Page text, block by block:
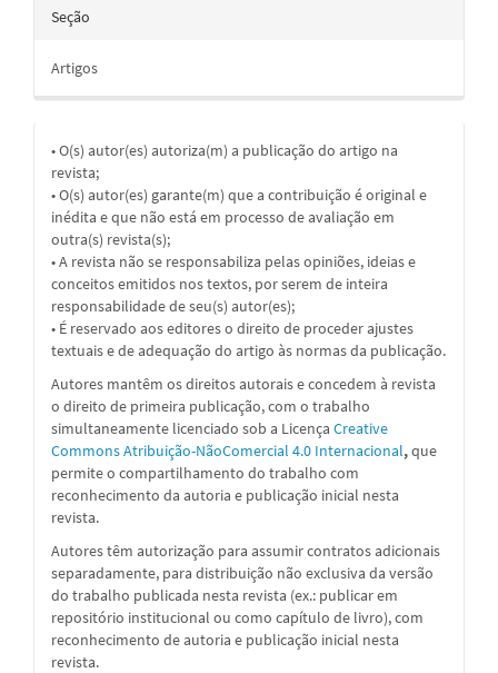
Seção
Artigos
• O(s) autor(es) autoriza(m) a publicação do artigo na
revista;
• O(s) autor(es) garante(m) que a contribuição é original e
inédita e que não está em processo de avaliação em
outra(s) revista(s);
• A revista não se responsabiliza pelas opiniões, ideias e
conceitos emitidos nos textos, por serem de inteira
responsabilidade de seu(s) autor(es);
• É reservado aos editores o direito de proceder ajustes
textuais e de adequação do artigo às normas da publicação.
Autores mantêm os direitos autorais e concedem à revista
o direito de primeira publicação, com o trabalho
simultaneamente licenciado sob a Licença Creative
Commons Atribuição-NãoComercial 4.0 Internacional,que
permite o compartilhamento do trabalho com
reconhecimento da autoria e publicação inicial nesta
revista.
Autores têm autorização para assumir contratos adicionais
separadamente, para distribuição não exclusiva da versão
do trabalho publicada nesta revista (ex.: publicar em
repositório institucional ou como capítulo de livro), com
reconhecimento de autoria e publicação inicial nesta
revista.